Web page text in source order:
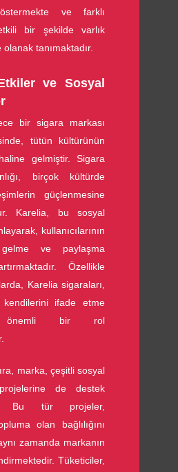
ve farklı
bir şekilde varlık
tanımaktadır.
ve Sosyal
bir sigara markası
tütün kültürünün
gelmiştir. Sigara
birçok kültürde
güçlenmesine
Karelia, bu sosyal
kullanıcılarının
ve paylaşma
Özellikle
Karelia sigaraları,
kendilerini ifade etme
önemli bir rol
marka, çeşitli sosyal
de destek
Bu tür projeler,
olan bağlılığını
zamanda markanın
Tüketiciler,